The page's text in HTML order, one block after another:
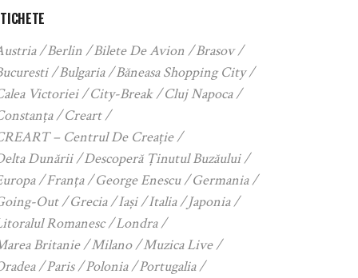
Berlin Bilete De Avion
Brasov
Bulgaria
Băneasa Shopping City
Victoriei
City-Break
Cluj Napoca
Creart
– Centrul De Creație
Dunării
Descoperă Ținutul Buzăului
Franța George Enescu
Germania
Out
Grecia Iași Italia
Japonia
Romanesc
Londra
Britanie
Milano
Muzica Live
Paris Polonia
Portugalia